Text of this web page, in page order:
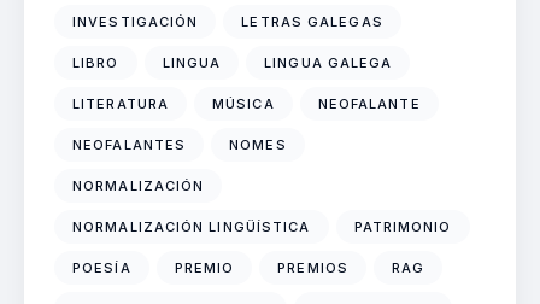
INVESTIGACIÓN LETRAS GALEGAS
LIBRO LINGUA LINGUA GALEGA
LITERATURA MÚSICA NEOFALANTE
NEOFALANTES NOMES
NORMALIZACIÓN
NORMALIZACIÓN LINGÜÍSTICA PATRIMONIO
POESÍA PREMIO PREMIOS RAG